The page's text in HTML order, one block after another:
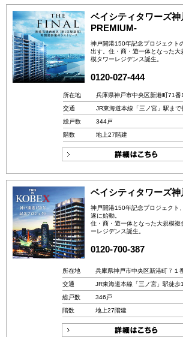
ベイシティタワーズ
PREMIUM-
神戸開港150年記念プロジェクト
出す。住・商・遊一体となった大
模タワーレジデンス誕生。
0120-027-444
所在地
兵庫県神戸市中央区新港町71番
交通
JR東海道本線「三ノ宮」駅まで
総戸数
344戸
階数
地上27階建
ベイシティタワーズ神
神戸開港150年記念プロジェクト、
遂に始動。
住・商・遊一体となった大規模複
ーレジデンス誕生。
0120-700-387
所在地
兵庫県神戸市中央区新港町７１
交通
JR東海道本線「三ノ宮」駅徒歩
総戸数
346戸
階数
地上27階建